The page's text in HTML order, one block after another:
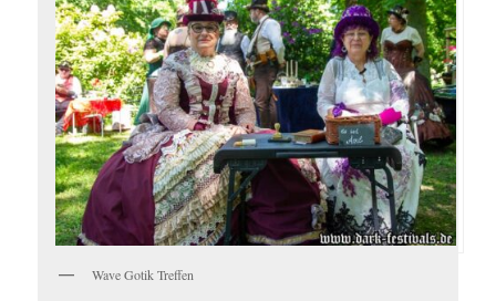
Wave Gotik Treffen